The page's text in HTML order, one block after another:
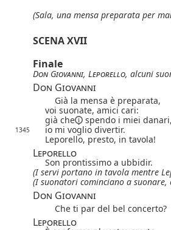
(Sala, una mensa preparata per
SCENA XVII
Finale
Don Giovanni, Leporello, alcuni
Don Giovanni
Già la mensa è preparata,
voi suonate, amici cari:
già che
spendo i miei danari,
1345
io mi voglio divertir.
Leporello, presto, in tavola!
Leporello
Son prontissimo a ubbidir.
(I servi portano in tavola mentre
(I suonatori cominciano a suonare,
Don Giovanni
Che ti par del bel concerto?
Leporello